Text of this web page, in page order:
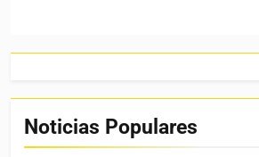
Noticias Populares